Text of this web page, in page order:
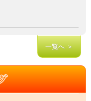
一覧へ ＞